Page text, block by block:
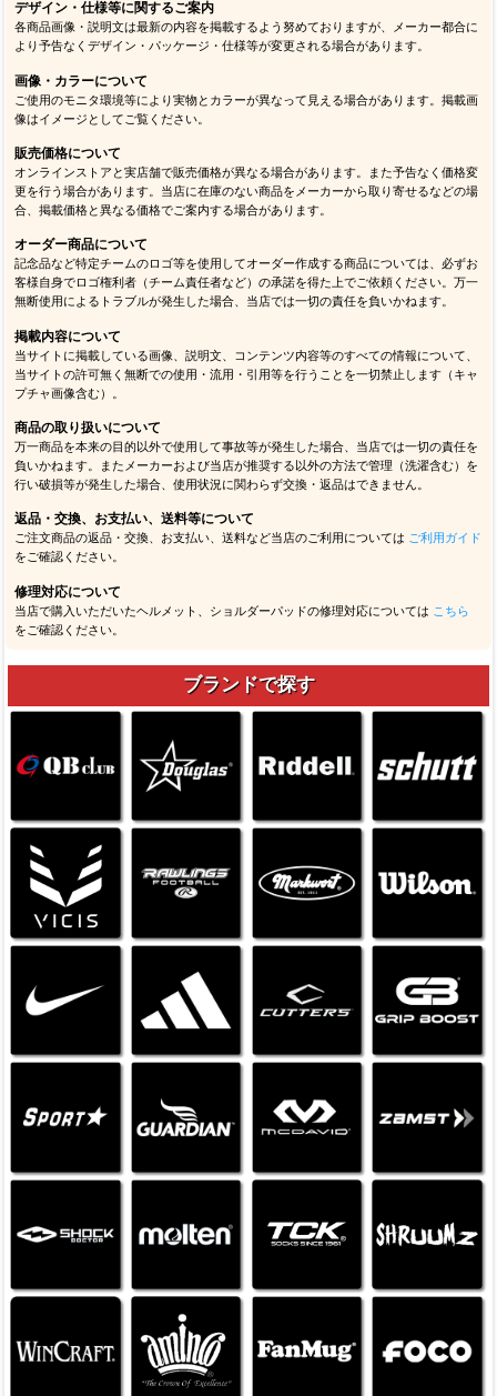
デザイン・仕様等に関するご案内
各商品画像・説明文は最新の内容を掲載するよう努めておりますが、メーカー都合に
より予告なくデザイン・パッケージ・仕様等が変更される場合があります。
画像・カラーについて
ご使用のモニタ環境等により実物とカラーが異なって見える場合があります。掲載画
像はイメージとしてご覧ください。
販売価格について
オンラインストアと実店舗で販売価格が異なる場合があります。また予告なく価格変
更を行う場合があります。当店に在庫のない商品をメーカーから取り寄せるなどの場
合、掲載価格と異なる価格でご案内する場合があります。
オーダー商品について
記念品など特定チームのロゴ等を使用してオーダー作成する商品については、必ずお
客様自身でロゴ権利者（チーム責任者など）の承諾を得た上でご依頼ください。万一
無断使用によるトラブルが発生した場合、当店では一切の責任を負いかねます。
掲載内容について
当サイトに掲載している画像、説明文、コンテンツ内容等のすべての情報について、
当サイトの許可無く無断での使用・流用・引用等を行うことを一切禁止します（キャ
プチャ画像含む）。
商品の取り扱いについて
万一商品を本来の目的以外で使用して事故等が発生した場合、当店では一切の責任を
負いかねます。またメーカーおよび当店が推奨する以外の方法で管理（洗濯含む）を
行い破損等が発生した場合、使用状況に関わらず交換・返品はできません。
返品・交換、お支払い、送料等について
ご注文商品の返品・交換、お支払い、送料など当店のご利用については ご利用ガイド
をご確認ください。
修理対応について
当店で購入いただいたヘルメット、ショルダーパッドの修理対応については こちら
をご確認ください。
ブランドで探す